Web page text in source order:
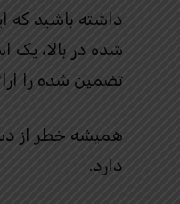
داشته باشید که
شده در بالا، یک
تضمین شده را
همیشه خطر از
دارد.